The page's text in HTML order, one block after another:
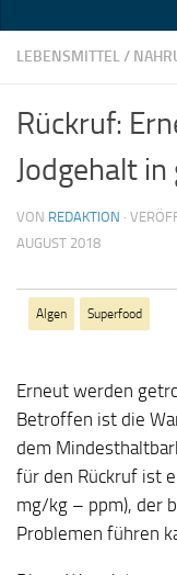
LEBENSMITTEL/
Rückruf:
Jodgehalt
VON REDAKTION ·
AUGUST 2018
Algen Superfood
Erneut werden
Betroffen ist die
dem
für den Rückruf ist
mg/kg – ppm), der
Problemen führen